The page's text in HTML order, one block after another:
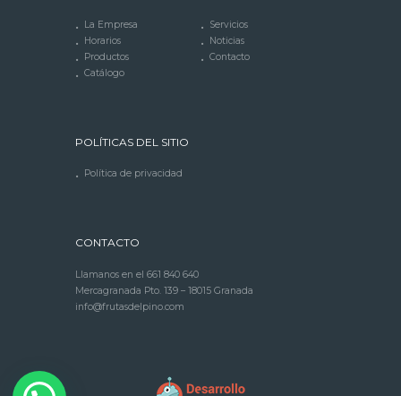
La Empresa
Servicios
Horarios
Noticias
Productos
Contacto
Catálogo
POLÍTICAS DEL SITIO
Política de privacidad
CONTACTO
Llamanos en el 661 840 640
Mercagranada Pto. 139 – 18015 Granada
info@frutasdelpino.com